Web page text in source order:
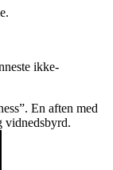
ikke-
En aften med
vidnedsbyrd.